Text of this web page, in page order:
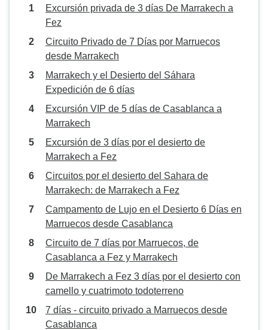
Excursión privada de 3 días De Marrakech a
Fez
Circuito Privado de 7 Días por Marruecos
desde Marrakech
Marrakech y el Desierto del Sáhara
Expedición de 6 días
Excursión VIP de 5 días de Casablanca a
Marrakech
Excursión de 3 días por el desierto de
Marrakech a Fez
Circuitos por el desierto del Sahara de
Marrakech: de Marrakech a Fez
Campamento de Lujo en el Desierto 6 Días en
Marruecos desde Casablanca
Circuito de 7 días por Marruecos, de
Casablanca a Fez y Marrakech
De Marrakech a Fez 3 días por el desierto con
camello y cuatrimoto todoterreno
7 días - circuito privado a Marruecos desde
Casablanca